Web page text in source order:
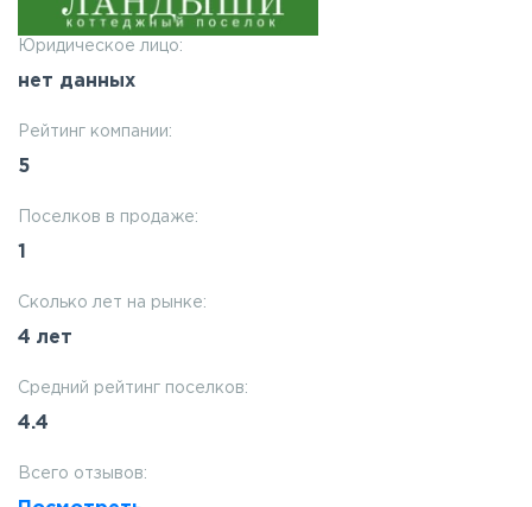
Юридическое лицо:
нет данных
Рейтинг компании:
5
Поселков в продаже:
1
Сколько лет на рынке:
4 лет
Средний рейтинг поселков:
4.4
Всего отзывов: